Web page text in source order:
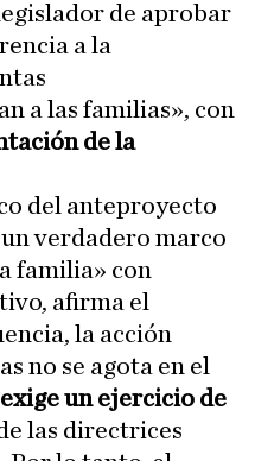
de aprobar
a la
a las familias», con
de la
del anteproyecto
verdadero marco
familia» con
afirma el
la acción
no se agota en el
exige un ejercicio de
las directrices